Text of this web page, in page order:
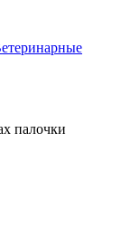
палочки